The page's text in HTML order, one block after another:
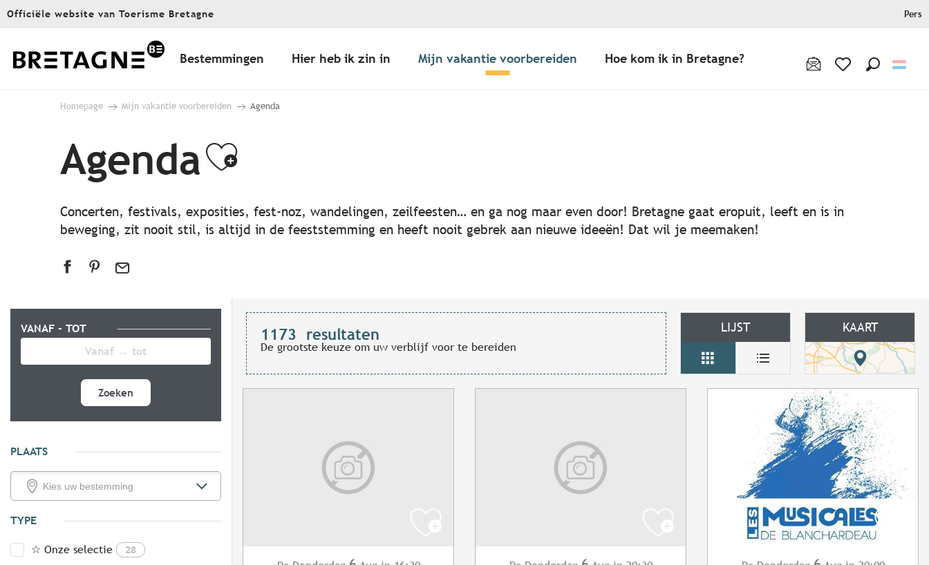
Aller
principal
Officiële website van Toerisme Bretagne Pers
Bestemmingen Hier heb ik zin in Mijn vakantie voorbereiden Hoe kom ik in Bretagne?
Homepage Mijn vakantie voorbereiden Agenda
AgendaAjouter aux favoris
Concerten, festivals, exposities, fest-noz, wandelingen, zeilfeesten… en ga nog maar even door! Bretagne gaat eropuit, leeft en is in
beweging, zit nooit stil, is altijd in de feeststemming en heeft nooit gebrek aan nieuwe ideeën! Dat wil je meemaken!
VANAF - TOT
Zoeken
PLAATS
TYPE
☆ Onze selectie 28
1173 resultaten
De grootste keuze om uw verblijf voor te bereiden
LIJST KAART